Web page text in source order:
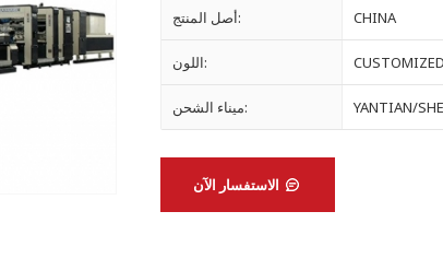
أصل المنتج: CHINA
اللون: CUSTOMIZED
ميناء الشحن: YANTIAN/
الاستفسار الآن